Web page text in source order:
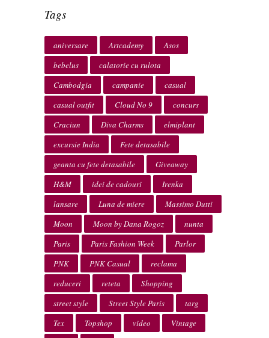
Tags
aniversare Artcademy
Asos
bebelus
calatorie cu rulota
Cambodgia
campanie
casual
casual outfit
Cloud No 9
concurs
Craciun
Diva Charms
elmiplant
excursie India
Fete detasabile
geanta cu fete detasabile
Giveaway
H&M
idei de cadouri
Irenka
lansare
Luna de miere
Massimo Dutti
Moon
Moon by Dana Rogoz
nunta
Paris
Paris Fashion Week
Parlor
PNK
PNK Casual
reclama
reduceri
reteta
Shopping
street style
Street Style Paris
targ
Tex
Topshop video
Vintage